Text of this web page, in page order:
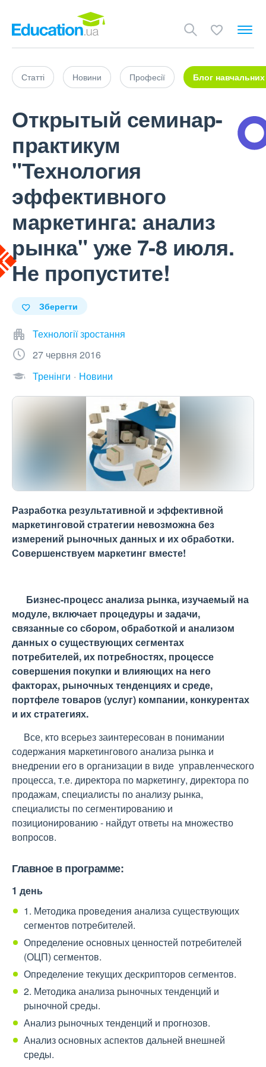
Статті Новини Професії Блог навчальних
Открытый семинар-
практикум
"Технология
эффективного
маркетинга: анализ
рынка" уже 7-8 июля.
Не пропустите!
Зберегти
Технології зростання
27 червня 2016
Тренінги
Новини
Разработка результативной и эффективной
маркетинговой стратегии невозможна без
измерений рыночных данных и их обработки.
Совершенствуем маркетинг вместе!
Бизнес-процесс анализа рынка, изучаемый на
модуле, включает процедуры и задачи,
связанные со сбором, обработкой и анализом
данных о существующих сегментах
потребителей, их потребностях, процессе
совершения покупки и влияющих на него
факторах, рыночных тенденциях и среде,
портфеле товаров (услуг) компании, конкурентах
и их стратегиях.
Все, кто всерьез заинтересован в понимании
содержания маркетингового анализа рынка и
внедрении его в организации в виде управленческого
процесса, т.е. директора по маркетингу, директора по
продажам, специалисты по анализу рынка,
специалисты по сегментированию и
позиционированию - найдут ответы на множество
вопросов.
Главное в программе:
1 день
1. Методика проведения анализа существующих
сегментов потребителей.
Определение основных ценностей потребителей
(ОЦП) сегментов.
Определение текущих дескрипторов сегментов.
2. Методика анализа рыночных тенденций и
рыночной среды.
Анализ рыночных тенденций и прогнозов.
Анализ основных аспектов дальней внешней
среды.